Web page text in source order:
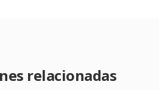
relacionadas